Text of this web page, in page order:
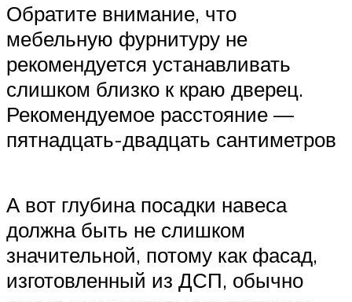
Обратите внимание, что
мебельную фурнитуру не
рекомендуется устанавливать
слишком близко к краю дверец.
Рекомендуемое расстояние —
пятнадцать-двадцать сантиметров
А вот глубина посадки навеса
должна быть не слишком
значительной, потому как фасад,
изготовленный из ДСП, обычно